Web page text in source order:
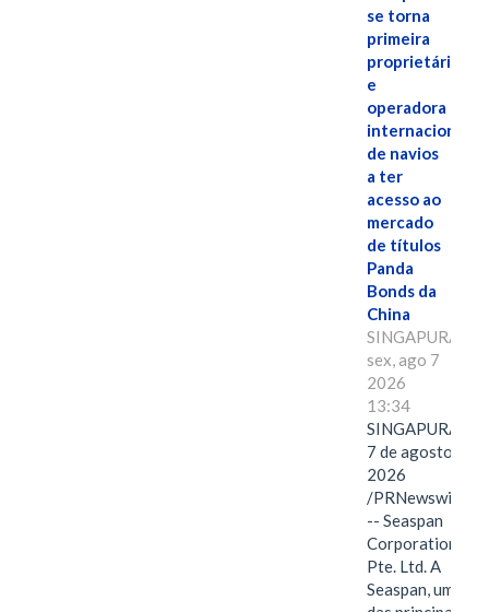
se torna
primeira
proprietária
e
operadora
internacional
de navios
a ter
acesso ao
mercado
de títulos
Panda
Bonds da
China
SINGAPURA,
sex, ago 7
2026
13:34
SINGAPURA,
7 de agosto de
2026
/PRNewswire/
-- Seaspan
Corporation
Pte. Ltd. A
Seaspan, uma